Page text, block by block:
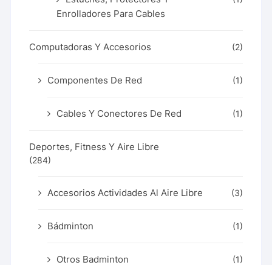
Enrolladores Para Cables
Computadoras Y Accesorios (2)
Componentes De Red (1)
Cables Y Conectores De Red (1)
Deportes, Fitness Y Aire Libre
(284)
Accesorios Actividades Al Aire Libre (3)
Bádminton (1)
Otros Badminton (1)